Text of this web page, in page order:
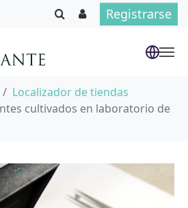
Registrarse
Localizador de tiendas
cultivados en laboratorio de